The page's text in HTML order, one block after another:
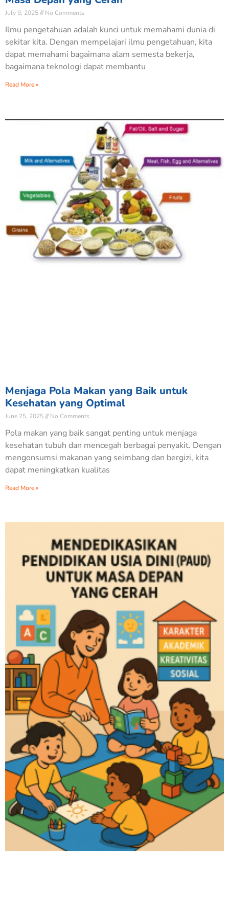
July 9, 2025 No Comments
Ilmu pengetahuan adalah kunci untuk memahami dunia di
sekitar kita. Dengan mempelajari ilmu pengetahuan, kita
dapat memahami bagaimana alam semesta bekerja,
bagaimana teknologi dapat membantu
Read More »
Menjaga Pola Makan yang Baik untuk
Kesehatan yang Optimal
June 25, 2025 No Comments
Pola makan yang baik sangat penting untuk menjaga
kesehatan tubuh dan mencegah berbagai penyakit. Dengan
mengonsumsi makanan yang seimbang dan bergizi, kita
dapat meningkatkan kualitas
Read More »